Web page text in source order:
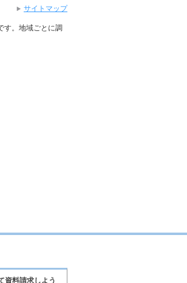
す。地域ごとに調
資料請求しよう
サイトマップ